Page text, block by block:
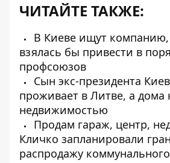
ЧИТАЙТЕ ТАКЖЕ:
В Киеве ищут компанию,
взялась бы привести в
профсоюзов
Сын экс-президента
проживает в Литве, а дома
недвижимостью
Продам гараж, центр,
Кличко запланировали
распродажу